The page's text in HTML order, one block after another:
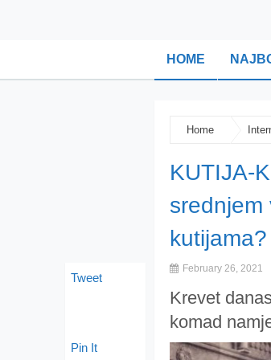
HOME
Home
KUTIJA-
srednjem
kutijama?
February 26, 2021
Krevet
komad
Tweet
Pin It